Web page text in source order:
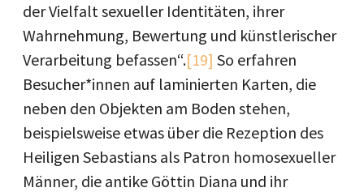
der Vielfalt sexueller Identitäten, ihrer
Wahrnehmung, Bewertung und künstlerischer
Verarbeitung befassen“.[19] So erfahren
Besucher*innen auf laminierten Karten, die
neben den Objekten am Boden stehen,
beispielsweise etwas über die Rezeption des
Heiligen Sebastians als Patron homosexueller
Männer, die antike Göttin Diana und ihr